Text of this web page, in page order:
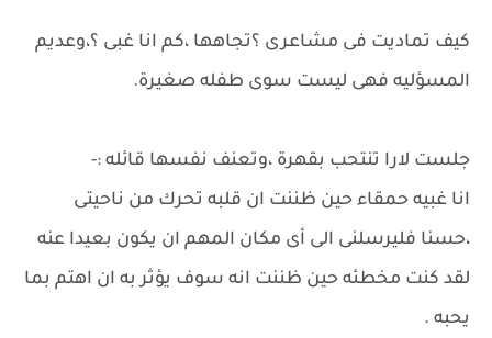
كيف تماديت فى مشاعرى ؟تجاهها ،كم انا غبى ؟،وعديم
المسؤليه فهى ليست سوى طفله صغيرة.
جلست لارا تنتحب بقهرة ،وتعنف نفسها قائله :-
انا غبيه حمقاء حين ظننت ان قلبه تحرك من ناحيتى
،حسنا فليرسلنى الى أى مكان المهم ان يكون بعيدا عنه
لقد كنت مخطئه حين ظننت انه سوف يؤثر به ان اهتم بما
يحبه .